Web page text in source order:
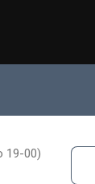
19-00)